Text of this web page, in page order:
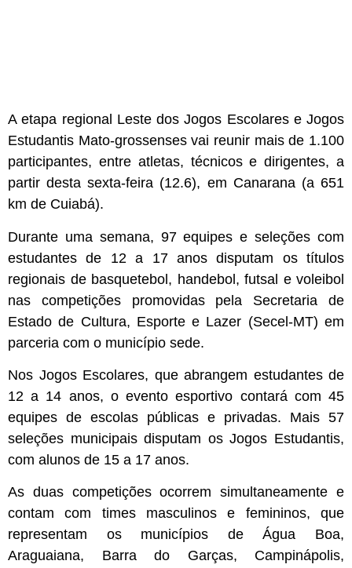
A etapa regional Leste dos Jogos Escolares e Jogos
Estudantis Mato-grossenses vai reunir mais de 1.100
participantes, entre atletas, técnicos e dirigentes, a
partir desta sexta-feira (12.6), em Canarana (a 651
km de Cuiabá).
Durante uma semana, 97 equipes e seleções com
estudantes de 12 a 17 anos disputam os títulos
regionais de basquetebol, handebol, futsal e voleibol
nas competições promovidas pela Secretaria de
Estado de Cultura, Esporte e Lazer (Secel-MT) em
parceria com o município sede.
Nos Jogos Escolares, que abrangem estudantes de
12 a 14 anos, o evento esportivo contará com 45
equipes de escolas públicas e privadas. Mais 57
seleções municipais disputam os Jogos Estudantis,
com alunos de 15 a 17 anos.
As duas competições ocorrem simultaneamente e
contam com times masculinos e femininos, que
representam os municípios de Água Boa,
Araguaiana, Barra do Garças, Campinápolis,